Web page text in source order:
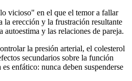
vicioso" en el que el temor a fallar
la erección y la frustración resultante
autoestima y las relaciones de pareja.
la presión arterial, el colesterol
secundarios sobre la función
enfático: nunca deben suspenderse